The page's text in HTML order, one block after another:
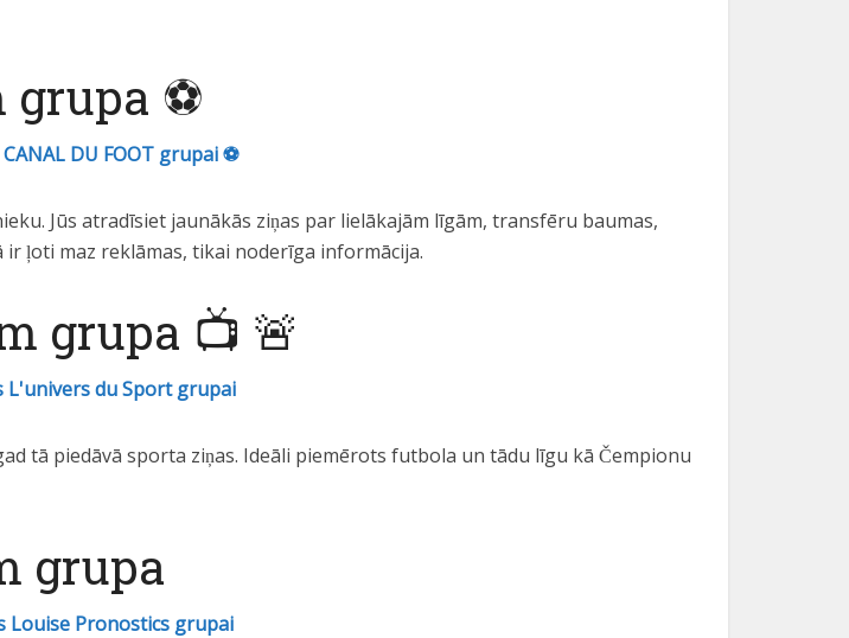
grupa ⚽
DU FOOT grupai ⚽
Jūs atradīsiet jaunākās ziņas par lielākajām līgām, transfēru baumas,
ļoti maz reklāmas, tikai noderīga informācija.
grupa 📺 🚨
L'univers du Sport grupai
tā piedāvā sporta ziņas. Ideāli piemērots futbola un tādu līgu kā Čempionu
grupa
Louise Pronostics grupai